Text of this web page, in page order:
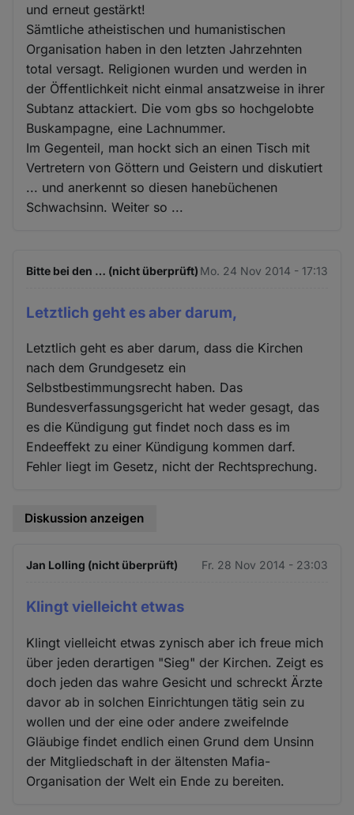
und erneut gestärkt!
Sämtliche atheistischen und humanistischen
Organisation haben in den letzten Jahrzehnten
total versagt. Religionen wurden und werden in
der Öffentlichkeit nicht einmal ansatzweise in ihrer
Subtanz attackiert. Die vom gbs so hochgelobte
Buskampagne, eine Lachnummer.
Im Gegenteil, man hockt sich an einen Tisch mit
Vertretern von Göttern und Geistern und diskutiert
... und anerkennt so diesen hanebüchenen
Schwachsinn. Weiter so ...
Bitte bei den … (nicht überprüft) Mo. 24 Nov 2014 - 17:13
Letztlich geht es aber darum,
Letztlich geht es aber darum, dass die Kirchen
nach dem Grundgesetz ein
Selbstbestimmungsrecht haben. Das
Bundesverfassungsgericht hat weder gesagt, das
es die Kündigung gut findet noch dass es im
Endeeffekt zu einer Kündigung kommen darf.
Fehler liegt im Gesetz, nicht der Rechtsprechung.
Diskussion anzeigen
Jan Lolling (nicht überprüft) Fr. 28 Nov 2014 - 23:03
Klingt vielleicht etwas
Klingt vielleicht etwas zynisch aber ich freue mich
über jeden derartigen "Sieg" der Kirchen. Zeigt es
doch jeden das wahre Gesicht und schreckt Ärzte
davor ab in solchen Einrichtungen tätig sein zu
wollen und der eine oder andere zweifelnde
Gläubige findet endlich einen Grund dem Unsinn
der Mitgliedschaft in der ältensten Mafia-
Organisation der Welt ein Ende zu bereiten.